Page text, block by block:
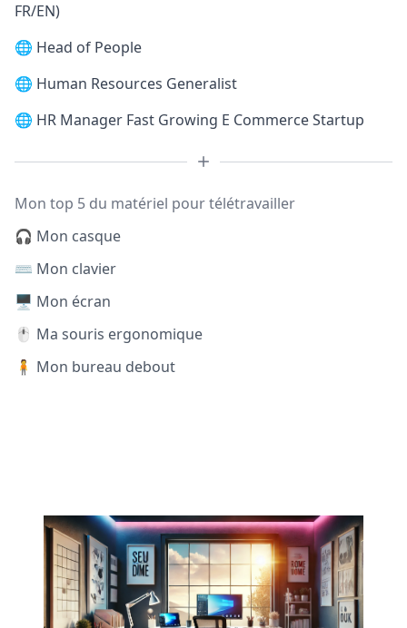
FR/EN)
🌐 Head of People
🌐 Human Resources Generalist
🌐 HR Manager Fast Growing E Commerce Startup
Mon top 5 du matériel pour télétravailler
🎧 Mon casque
⌨️ Mon clavier
🖥️ Mon écran
🖱️ Ma souris ergonomique
🧍 Mon bureau debout